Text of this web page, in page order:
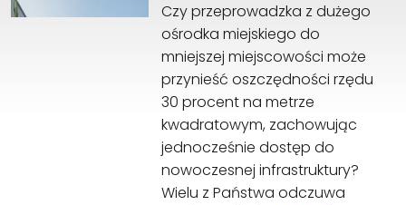
Czy przeprowadzka z dużego
ośrodka miejskiego do
mniejszej miejscowości może
przynieść oszczędności rzędu
30 procent na metrze
kwadratowym, zachowując
jednocześnie dostęp do
nowoczesnej infrastruktury?
Wielu z Państwa odczuwa